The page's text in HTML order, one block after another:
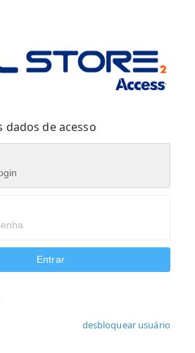
dados de acesso
Entrar
desbloquear usuário